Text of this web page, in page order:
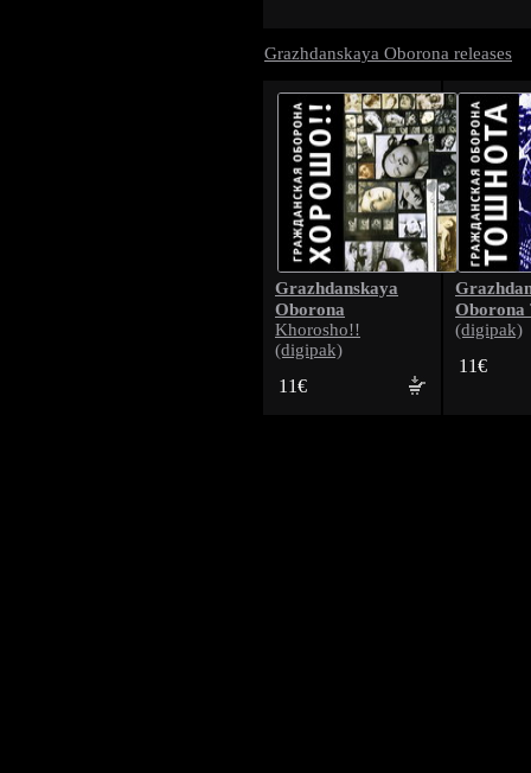
Grazhdanskaya Oborona releases
Grazhdanskaya
Oborona
Khorosho!!
(digipak)
11€
Oborona
(digipak)
11€